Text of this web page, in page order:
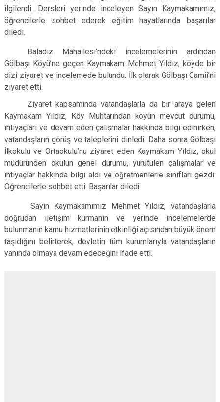
ilgilendi. Dersleri yerinde inceleyen Sayın Kaymakamımız,
öğrencilerle sohbet ederek eğitim hayatlarında başarılar
diledi.
Baladız Mahallesi’ndeki incelemelerinin ardından
Gölbaşı Köyü’ne geçen Kaymakam Mehmet Yıldız, köyde bir
dizi ziyaret ve incelemede bulundu. İlk olarak Gölbaşı Camii’ni
ziyaret etti.
Ziyaret kapsamında vatandaşlarla da bir araya gelen
Kaymakam Yıldız, Köy Muhtarından köyün mevcut durumu,
ihtiyaçları ve devam eden çalışmalar hakkında bilgi edinirken,
vatandaşların görüş ve taleplerini dinledi. Daha sonra Gölbaşı
İlkokulu ve Ortaokulu’nu ziyaret eden Kaymakam Yıldız, okul
müdüründen okulun genel durumu, yürütülen çalışmalar ve
ihtiyaçlar hakkında bilgi aldı ve öğretmenlerle sınıfları gezdi.
Öğrencilerle sohbet etti. Başarılar diledi.
Sayın Kaymakamımız Mehmet Yıldız, vatandaşlarla
doğrudan iletişim kurmanın ve yerinde incelemelerde
bulunmanın kamu hizmetlerinin etkinliği açısından büyük önem
taşıdığını belirterek, devletin tüm kurumlarıyla vatandaşların
yanında olmaya devam edeceğini ifade etti.